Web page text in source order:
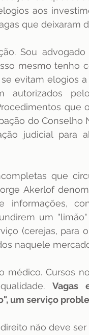
aos
que deixaram
Sou
mesmo tenho
evitam elogios
autorizados
que
do Conselho
judicial para
que
Akerlof
um
(cerejas, para
naquele
médico. Cursos
Vagas
um serviço
não deve